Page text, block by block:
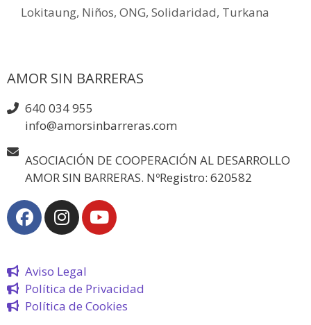
Lokitaung, Niños, ONG, Solidaridad, Turkana
AMOR SIN BARRERAS
640 034 955
info@amorsinbarreras.com
ASOCIACIÓN DE COOPERACIÓN AL DESARROLLO
AMOR SIN BARRERAS. NºRegistro: 620582
Aviso Legal
Política de Privacidad
Política de Cookies